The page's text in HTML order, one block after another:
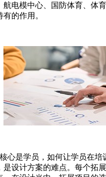
航电模中心、国防体育、体
的作用。
心是学员，如何让学员在培
是设计方案的难点。每个拓